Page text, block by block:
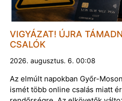
VIGYÁZAT! ÚJRA
CSALÓK
2026. augusztus. 6. 00:08
Az elmúlt napokban Győr-
ismét több online csalás miatt